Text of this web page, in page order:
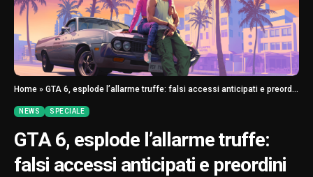
Home » GTA 6, esplode l’allarme truffe: falsi accessi anticipati e preordini ingannano i fan
NEWS SPECIALE
GTA 6, esplode l’allarme truffe:
falsi accessi anticipati e preordini